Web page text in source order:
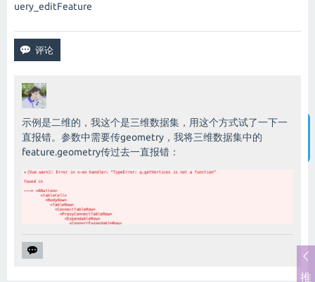
uery_editFeature
示例是二维的，我这个是三维数据集，用这个方式试了一下一
直报错。参数中需要传geometry，我将三维数据集中的
feature.geometry传过去一直报错：